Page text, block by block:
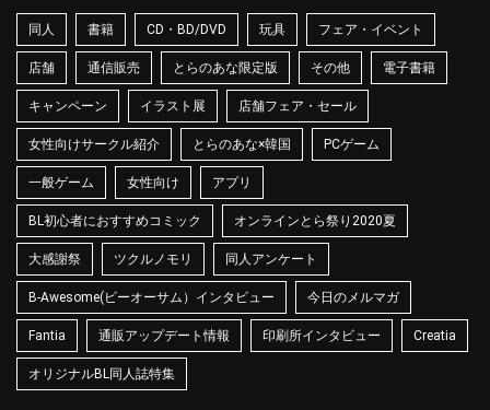
同人 書籍 CD・BD/DVD 玩具 フェア・イベント
店舗 通信販売 とらのあな限定版 その他 電子書籍
キャンペーン イラスト展 店舗フェア・セール
女性向けサークル紹介 とらのあな×韓国 PCゲーム
一般ゲーム 女性向け アプリ
BL初心者におすすめコミック オンラインとら祭り2020夏
大感謝祭 ツクルノモリ 同人アンケート
B-Awesome(ビーオーサム）インタビュー 今日のメルマガ
Fantia 通販アップデート情報 印刷所インタビュー Creatia
オリジナルBL同人誌特集